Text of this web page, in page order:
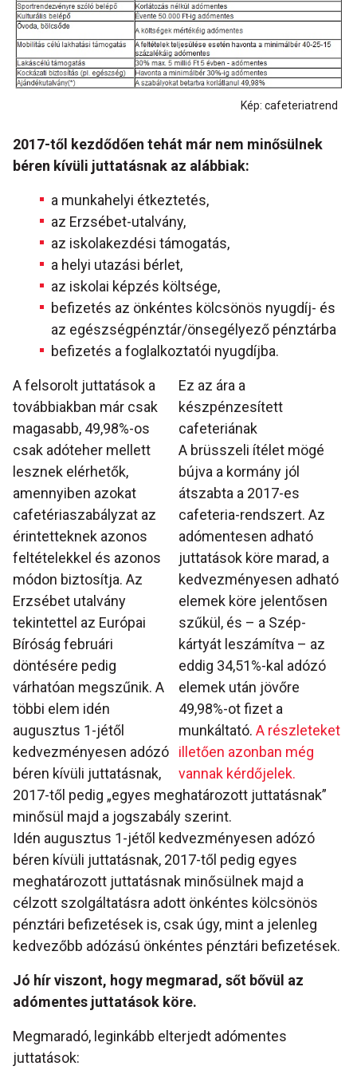
Kép: cafeteriatrend
2017-től kezdődően tehát már nem minősülnek
béren kívüli juttatásnak az alábbiak:
a munkahelyi étkeztetés,
az Erzsébet-utalvány,
az iskolakezdési támogatás,
a helyi utazási bérlet,
az iskolai képzés költsége,
befizetés az önkéntes kölcsönös nyugdíj- és
az egészségpénztár/önsegélyező pénztárba
befizetés a foglalkoztatói nyugdíjba.
Ez az ára a
készpénzesített
cafeteriának
A brüsszeli ítélet mögé
bújva a kormány jól
átszabta a 2017-es
cafeteria-rendszert. Az
adómentesen adható
juttatások köre marad, a
kedvezményesen adható
elemek köre jelentősen
szűkül, és – a Szép-
kártyát leszámítva – az
eddig 34,51%-kal adózó
elemek után jövőre
49,98%-ot fizet a
munkáltató. A részleteket
illetően azonban még
vannak kérdőjelek.
A felsorolt juttatások a
továbbiakban már csak
magasabb, 49,98%-os
csak adóteher mellett
lesznek elérhetők,
amennyiben azokat
cafetériaszabályzat az
érintetteknek azonos
feltételekkel és azonos
módon biztosítja. Az
Erzsébet utalvány
tekintettel az Európai
Bíróság februári
döntésére pedig
várhatóan megszűnik. A
többi elem idén
augusztus 1-jétől
kedvezményesen adózó
béren kívüli juttatásnak,
2017-től pedig „egyes meghatározott juttatásnak”
minősül majd a jogszabály szerint.
Idén augusztus 1-jétől kedvezményesen adózó
béren kívüli juttatásnak, 2017-től pedig egyes
meghatározott juttatásnak minősülnek majd a
célzott szolgáltatásra adott önkéntes kölcsönös
pénztári befizetések is, csak úgy, mint a jelenleg
kedvezőbb adózású önkéntes pénztári befizetések.
Jó hír viszont, hogy megmarad, sőt bővül az
adómentes juttatások köre.
Megmaradó, leginkább elterjedt adómentes
juttatások: